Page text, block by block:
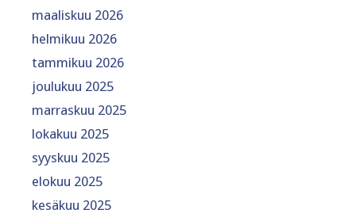
maaliskuu 2026
helmikuu 2026
tammikuu 2026
joulukuu 2025
marraskuu 2025
lokakuu 2025
syyskuu 2025
elokuu 2025
kesäkuu 2025